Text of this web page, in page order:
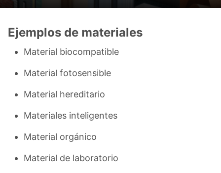
Ejemplos de materiales
Material biocompatible
Material fotosensible
Material hereditario
Materiales inteligentes
Material orgánico
Material de laboratorio